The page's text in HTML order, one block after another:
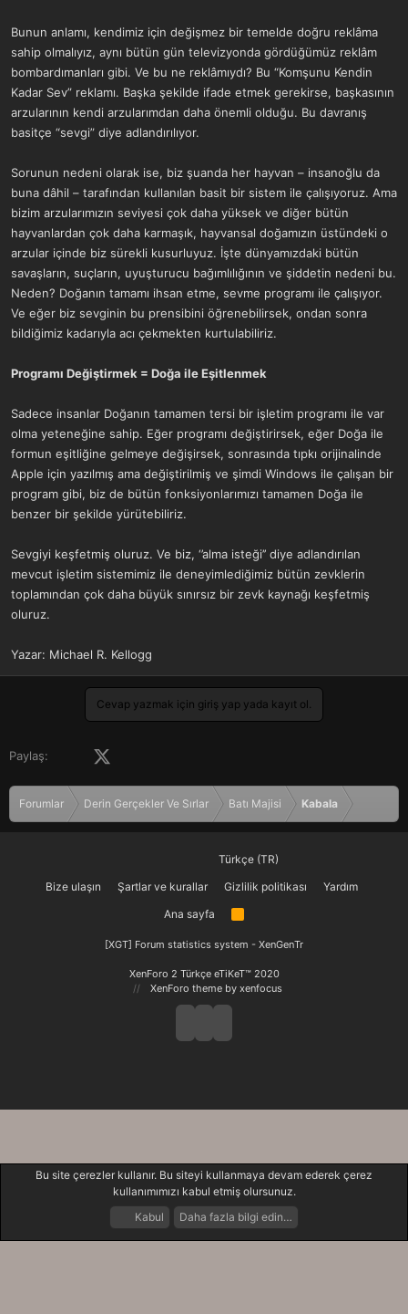
Bunun anlamı, kendimiz için değişmez bir temelde doğru reklâma
sahip olmalıyız, aynı bütün gün televizyonda gördüğümüz reklâm
bombardımanları gibi. Ve bu ne reklâmıydı? Bu “Komşunu Kendin
Kadar Sev” reklamı. Başka şekilde ifade etmek gerekirse, başkasının
arzularının kendi arzularımdan daha önemli olduğu. Bu davranış
basitçe “sevgi” diye adlandırılıyor.
Sorunun nedeni olarak ise, biz şuanda her hayvan – insanoğlu da
buna dâhil – tarafından kullanılan basit bir sistem ile çalışıyoruz. Ama
bizim arzularımızın seviyesi çok daha yüksek ve diğer bütün
hayvanlardan çok daha karmaşık, hayvansal doğamızın üstündeki o
arzular içinde biz sürekli kusurluyuz. İşte dünyamızdaki bütün
savaşların, suçların, uyuşturucu bağımlılığının ve şiddetin nedeni bu.
Neden? Doğanın tamamı ihsan etme, sevme programı ile çalışıyor.
Ve eğer biz sevginin bu prensibini öğrenebilirsek, ondan sonra
bildiğimiz kadarıyla acı çekmekten kurtulabiliriz.
Programı Değiştirmek = Doğa ile Eşitlenmek
Sadece insanlar Doğanın tamamen tersi bir işletim programı ile var
olma yeteneğine sahip. Eğer programı değiştirirsek, eğer Doğa ile
formun eşitliğine gelmeye değişirsek, sonrasında tıpkı orijinalinde
Apple için yazılmış ama değiştirilmiş ve şimdi Windows ile çalışan bir
program gibi, biz de bütün fonksiyonlarımızı tamamen Doğa ile
benzer bir şekilde yürütebiliriz.
Sevgiyi keşfetmiş oluruz. Ve biz, ‘’alma isteği’’ diye adlandırılan
mevcut işletim sistemimiz ile deneyimlediğimiz bütün zevklerin
toplamından çok daha büyük sınırsız bir zevk kaynağı keşfetmiş
oluruz.
Yazar: Michael R. Kellogg
Cevap yazmak için giriş yap yada kayıt ol.
Paylaş: Facebook
Forumlar Derin Gerçekler Ve Sırlar Batı Majisi Kabala
Türkçe (TR)
Bize ulaşın
Şartlar ve kurallar Gizlilik politikası
Yardım
Ana sayfa
R
[XGT] Forum statistics system - XenGenTr
XenForo 2 Türkçe eTiKeT™ 2020
XenForo theme by xenfocus
Neler Yeni Giriş Yap
Bu site çerezler kullanır. Bu siteyi kullanmaya devam ederek çerez
kullanımımızı kabul etmiş olursunuz.
Kabul
Daha fazla bilgi edin…